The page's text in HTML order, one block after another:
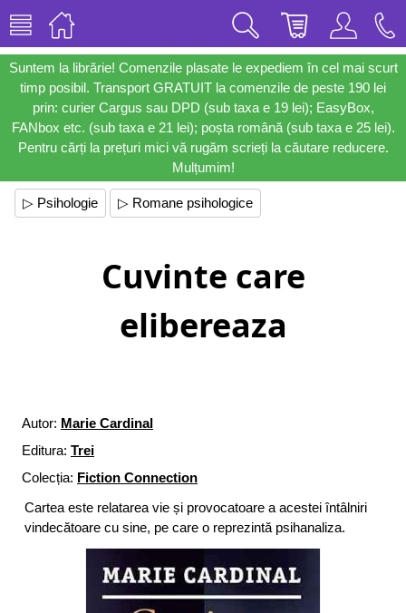
Suntem la librărie! Comenzile plasate le expediem în cel mai scurt
timp posibil. Transport GRATUIT la comenzile de peste 190 lei
prin: curier Cargus sau DPD (sub taxa e 19 lei); EasyBox,
FANbox etc. (sub taxa e 21 lei); poșta română (sub taxa e 25 lei).
Pentru cărți la prețuri mici vă rugăm scrieți la căutare reducere.
Mulțumim!
▷ Psihologie ▷ Romane psihologice
Cuvinte care
elibereaza
Autor: Marie Cardinal
Editura: Trei
Colecția: Fiction Connection
Cartea este relatarea vie și provocatoare a acestei întâlniri
vindecătoare cu sine, pe care o reprezintă psihanaliza.